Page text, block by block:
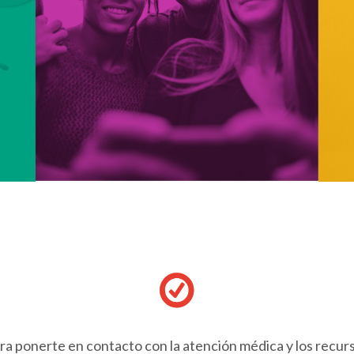
ponerte en contacto con la atención médica y los